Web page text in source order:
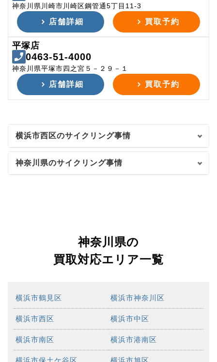
神奈川県川崎市川崎区鋼管通5丁目11-3
店舗詳細 買取予約
平塚店
0463-51-4000
神奈川県平塚市四之宮５－２９－１
店舗詳細 買取予約
横浜市西区のサイクリング事情
神奈川県のサイクリング事情
神奈川県の
買取対応エリア一覧
横浜市鶴見区 横浜市神奈川区
横浜市西区 横浜市中区
横浜市南区 横浜市港南区
横浜市保土ケ谷区 横浜市旭区